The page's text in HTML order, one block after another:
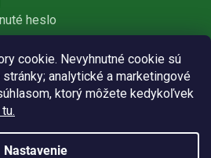
cookie. Nevyhnutné cookie sú
analytické a marketingové
ktorý môžete kedykoľvek
Nastavenie
heslo